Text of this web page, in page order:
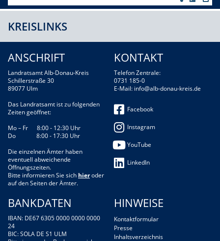
KREISLINKS
ANSCHRIFT
Landratsamt Alb-Donau-Kreis
Schillerstraße 30
89077 Ulm
Das Landratsamt ist zu folgenden
Zeiten geöffnet:
Mo – Fr 8:00 - 12:30 Uhr
Do 8:00 - 17:30 Uhr
Die einzelnen Ämter haben
eventuell abweichende
Öffnungszeiten.
Bitte informieren Sie sich hieroder
auf den Seiten der Ämter.
KONTAKT
Telefon Zentrale:
0731 185-0
E-Mail: info@alb-donau-kreis.de
Facebook
Instagram
YouTube
LinkedIn
BANKDATEN
IBAN: DE67 6305 0000 0000 0000
24
BIC: SOLA DE S1 ULM
HINWEISE
Kontaktformular
Presse
Inhaltsverzeichnis